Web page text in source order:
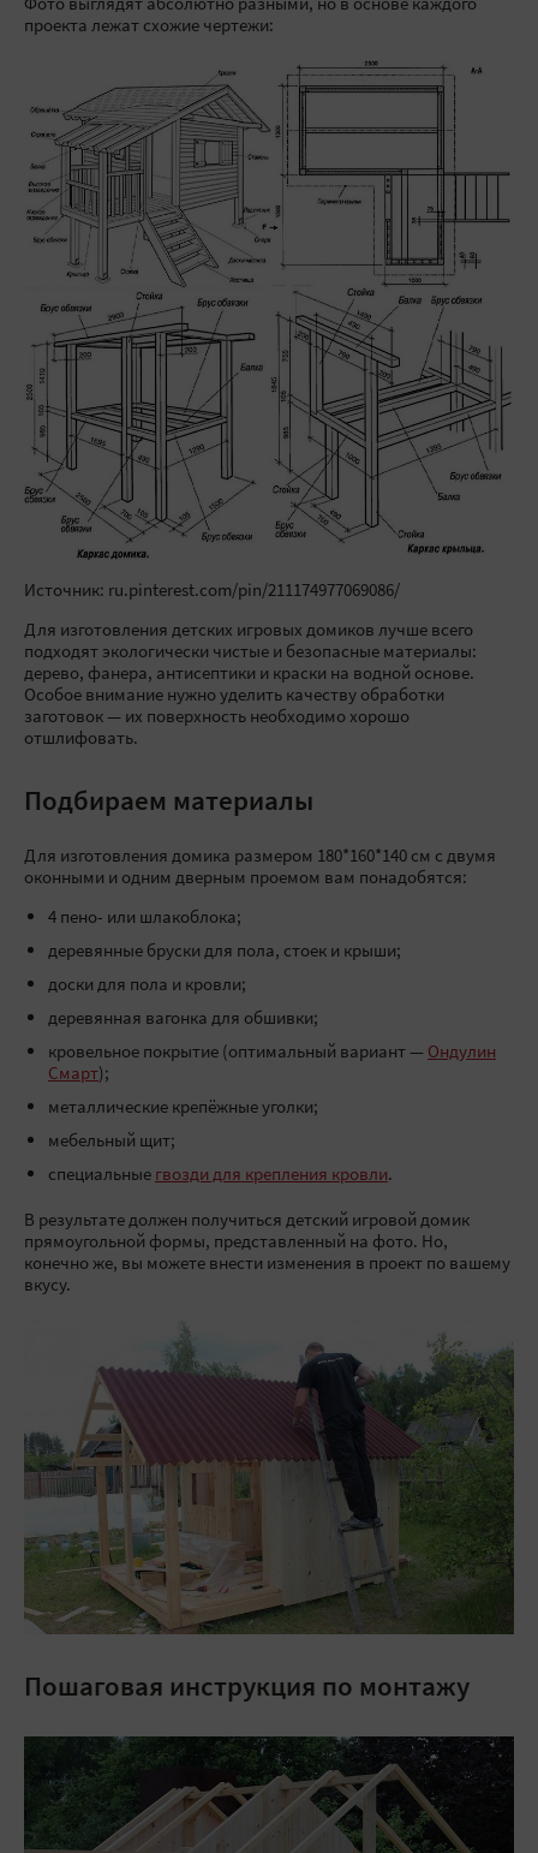
Фото выглядят абсолютно разными, но в основе каждого
проекта лежат схожие чертежи:
Источник: ru.pinterest.com/pin/211174977069086/
Для изготовления детских игровых домиков лучше всего
подходят экологически чистые и безопасные материалы:
дерево, фанера, антисептики и краски на водной основе.
Особое внимание нужно уделить качеству обработки
заготовок — их поверхность необходимо хорошо
отшлифовать.
Подбираем материалы
Для изготовления домика размером 180*160*140 см с двумя
оконными и одним дверным проемом вам понадобятся:
4 пено- или шлакоблока;
деревянные бруски для пола, стоек и крыши;
доски для пола и кровли;
деревянная вагонка для обшивки;
кровельное покрытие (оптимальный вариант — Ондулин
Смарт);
металлические крепёжные уголки;
мебельный щит;
специальные гвозди для крепления кровли.
В результате должен получиться детский игровой домик
прямоугольной формы, представленный на фото. Но,
конечно же, вы можете внести изменения в проект по вашему
вкусу.
Пошаговая инструкция по монтажу